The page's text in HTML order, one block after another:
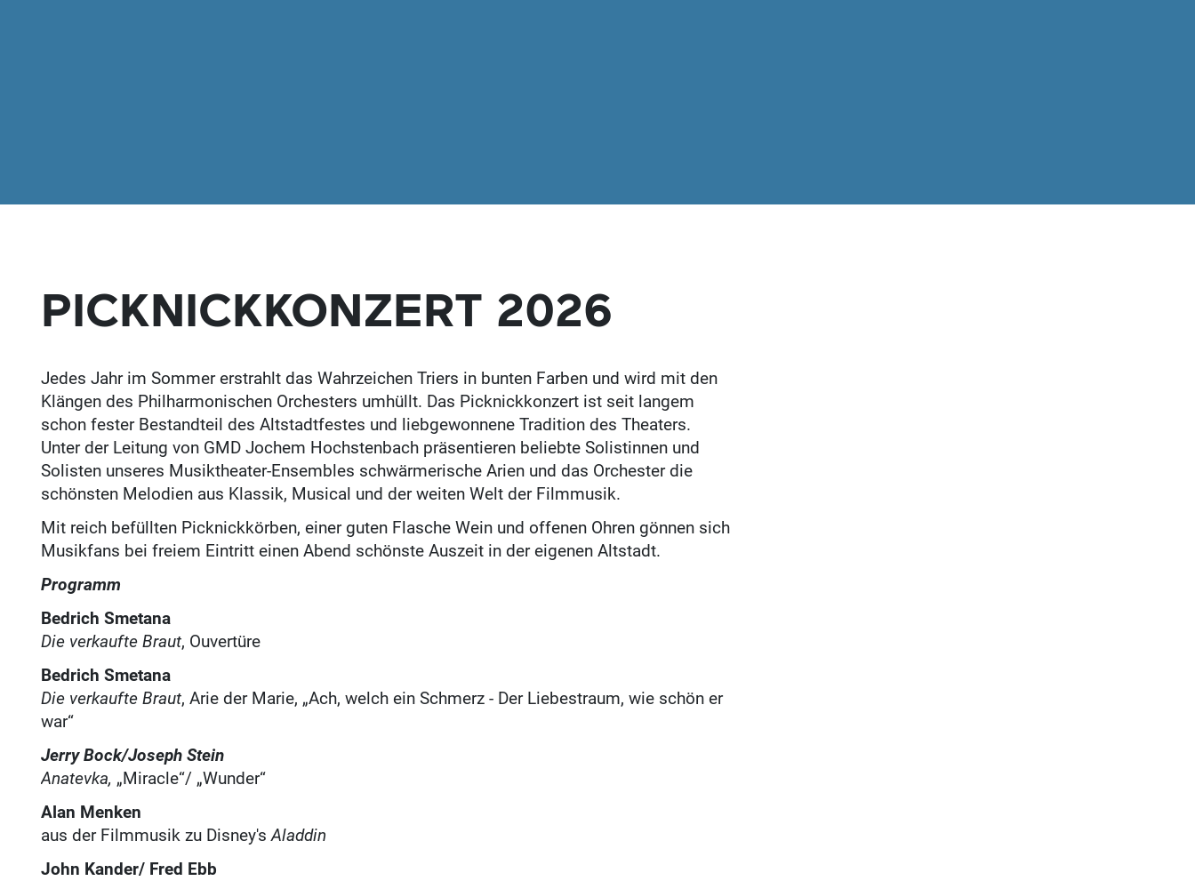
PICKNICKKONZERT 2026
Jedes Jahr im Sommer erstrahlt das Wahrzeichen Triers in bunten Farben und wird mit den
Klängen des Philharmonischen Orchesters umhüllt. Das Picknickkonzert ist seit langem
schon fester Bestandteil des Altstadtfestes und liebgewonnene Tradition des Theaters.
Unter der Leitung von GMD Jochem Hochstenbach präsentieren beliebte Solistinnen und
Solisten unseres Musiktheater-Ensembles schwärmerische Arien und das Orchester die
schönsten Melodien aus Klassik, Musical und der weiten Welt der Filmmusik.
Mit reich befüllten Picknickkörben, einer guten Flasche Wein und offenen Ohren gönnen sich
Musikfans bei freiem Eintritt einen Abend schönste Auszeit in der eigenen Altstadt.
Programm
Bedrich Smetana
Die verkaufte Braut, Ouvertüre
Bedrich Smetana
Die verkaufte Braut, Arie der Marie, „Ach, welch ein Schmerz - Der Liebestraum, wie schön er
war“
Jerry Bock/Joseph Stein
Anatevka, „Miracle“/ „Wunder“
Alan Menken
aus der Filmmusik zu Disney'sAladdin
John Kander/ Fred Ebb